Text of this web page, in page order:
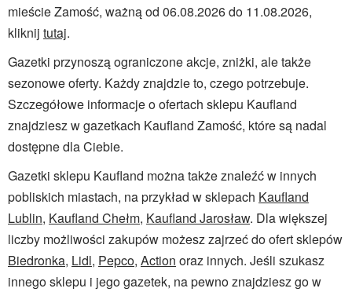
mieście Zamość, ważną od 06.08.2026 do 11.08.2026,
kliknij tutaj.
Gazetki przynoszą ograniczone akcje, zniżki, ale także
sezonowe oferty. Każdy znajdzie to, czego potrzebuje.
Szczegółowe informacje o ofertach sklepu Kaufland
znajdziesz w gazetkach Kaufland Zamość, które są nadal
dostępne dla Ciebie.
Gazetki sklepu Kaufland można także znaleźć w innych
pobliskich miastach, na przykład w sklepach Kaufland
Lublin, Kaufland Chełm, Kaufland Jarosław. Dla większej
liczby możliwości zakupów możesz zajrzeć do ofert sklepów
Biedronka, Lidl, Pepco, Action oraz innych. Jeśli szukasz
innego sklepu i jego gazetek, na pewno znajdziesz go w